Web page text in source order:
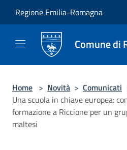
Regione Emilia-Romagna
Comune di
Home > Novità > Comunicati
Una scuola in chiave europea:
formazione a Riccione per un
maltesi